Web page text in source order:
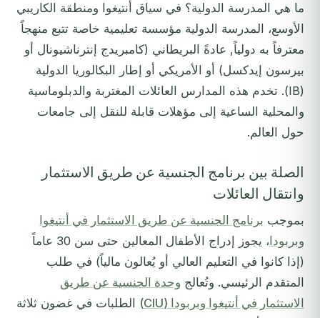
ما هي المدرسة الدولية؟ في سياق أنتيغوا ومنطقة الكاريبي
الأوسع، المدرسة الدولية مؤسسة تعليمية خاصة تتبع منهجاً
معترفاً به دولياً, عادةً البريطاني (كامبريدج إنترناشيونال أو
بيرسون إيدكسل) أو الأمريكي أو إطار البكالوريا الدولية
(IB). تخدم هذه المدارس العائلات المغتربة والدبلوماسية
والمحلية الساعية إلى مؤهلات قابلة للنقل إلى جامعات
حول العالم.
الصلة بين برنامج الجنسية عن طريق الاستثمار
وانتقال العائلات
بموجب برنامج الجنسية عن طريق الاستثمار في أنتيغوا
وبربودا
، يجوز إدراج الأطفال المعالين حتى سن 30 عاماً
(إذا كانوا في التعليم العالي أو يُعالون مالياً) في طلب
المتقدم الرئيسي. وتُعالج وحدة الجنسية عن طريق
الاستثمار في أنتيغوا وبربودا (CIU)
الطلبات في غضون ثلاثة